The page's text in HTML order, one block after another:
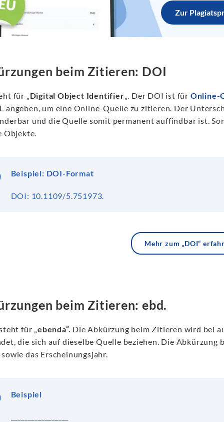
Zur
beim Zitieren: DOI
für „Digital Object Identifier„. Der DOI ist für Online-
angeben, um eine Online-Quelle zu zitieren. Der
und die Quelle somit permanent auffindbar ist.
Objekte.
Beispiel: DOI-Format
DOI: 10.1109/5.751973.
Mehr zum „DOI“
beim Zitieren: ebd.
für „ebenda“. Die Abkürzung beim Zitieren wird bei
die sich auf dieselbe Quelle beziehen. Die Abkürzung
das Erscheinungsjahr.
Beispiel